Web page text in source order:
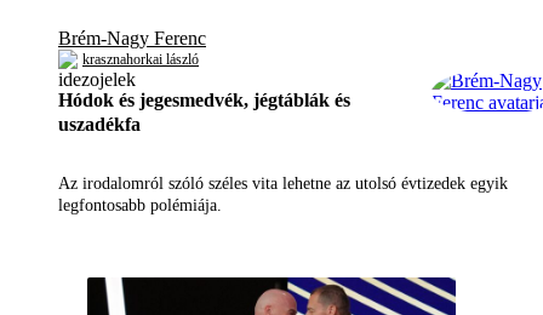
Brém-Nagy Ferenc
krasznahorkai lászló
Hódok és jegesmedvék, jégtáblák és
uszadékfa
Az irodalomról szóló széles vita lehetne az utolsó évtizedek egyik
legfontosabb polémiája.